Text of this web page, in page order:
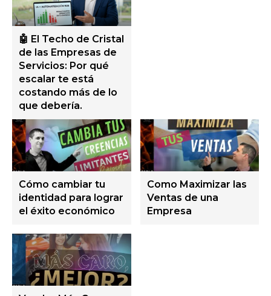
🤖 El Techo de Cristal
de las Empresas de
Servicios: Por qué
escalar te está
costando más de lo
que debería.
Cómo cambiar tu
identidad para lograr
el éxito económico
Como Maximizar las
Ventas de una
Empresa